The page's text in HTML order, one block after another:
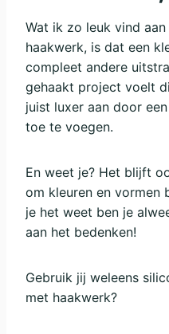
Wat ik zo leuk vind
haakwerk, is dat een
compleet andere
gehaakt project voelt
juist luxer aan door
toe te voegen.
En weet je? Het blijft
om kleuren en vormen
je het weet ben je
aan het bedenken!
Gebruik jij weleens
met haakwerk?